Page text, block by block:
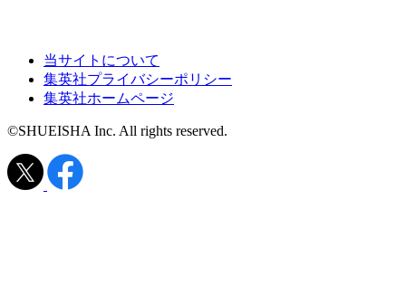
当サイトについて
集英社プライバシーポリシー
集英社ホームページ
©SHUEISHA Inc. All rights reserved.